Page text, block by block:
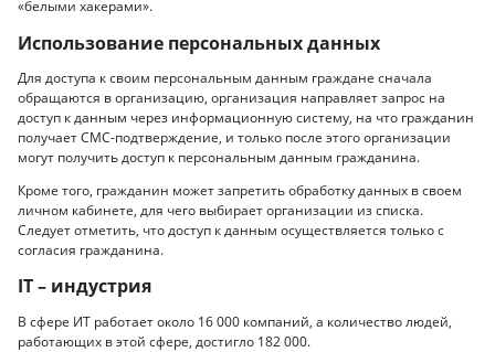
«белыми хакерами».
Использование персональных данных
Для доступа к своим персональным данным граждане сначала
обращаются в организацию, организация направляет запрос на
доступ к данным через информационную систему, на что гражданин
получает СМС-подтверждение, и только после этого организации
могут получить доступ к персональным данным гражданина.
Кроме того, гражданин может запретить обработку данных в своем
личном кабинете, для чего выбирает организации из списка.
Следует отметить, что доступ к данным осуществляется только с
согласия гражданина.
IT – индустрия
В сфере ИТ работает около 16 000 компаний, а количество людей,
работающих в этой сфере, достигло 182 000.